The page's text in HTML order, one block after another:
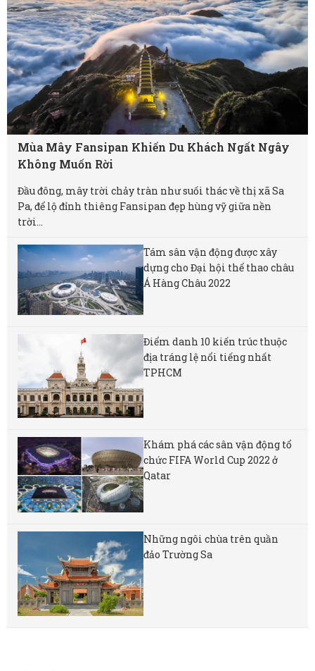
Mùa Mây Fansipan Khiến Du Khách Ngất Ngây
Không Muốn Rời
Đầu đông, mây trời chảy tràn như suối thác về thị xã Sa
Pa, để lộ đỉnh thiêng Fansipan đẹp hùng vỹ giữa nền
trời...
Tám sân vận động được xây
dựng cho Đại hội thể thao châu
Á Hàng Châu 2022
Điểm danh 10 kiến trúc thuộc
địa tráng lệ nổi tiếng nhất
TPHCM
Khám phá các sân vận động tổ
chức FIFA World Cup 2022 ở
Qatar
Những ngôi chùa trên quần
đảo Trường Sa